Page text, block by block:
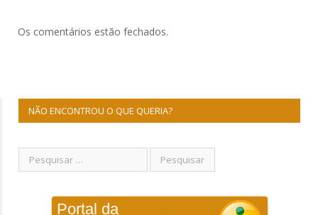
Os comentários estão fechados.
NÃO ENCONTROU O QUE QUERIA?
Portal da